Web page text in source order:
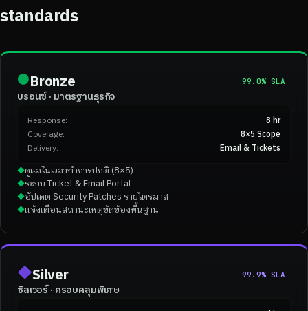
standards
●Bronze 99.0% SLA
บรอนซ์ · มาตรฐานธุรกิจ
Response:
8 hr
Coverage:
8×5 Scope
Delivery:
Email & Tickets
◆ดูแลในเวลาทำการปกติ (8×5)
◆ระบบ Ticket & Email Portal
◆อัปเดต Security Patches รายไตรมาส
◆แจ้งเตือนสถานะเหตุขัดข้องพื้นฐาน
◆Silver 99.9% SLA
ซิลเวอร์ · ครอบคลุมพิเศษ